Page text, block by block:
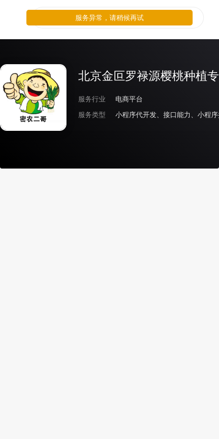
北京金叵罗禄源樱桃种植
服务行业
电商平台
服务类型
服务异常，请稍候再试